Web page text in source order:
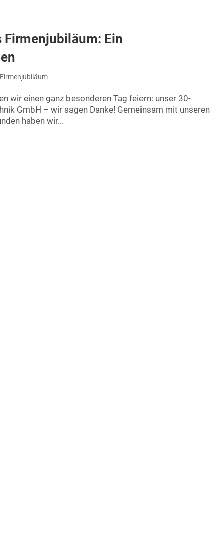
Ein
Firmenjubiläum
wir einen ganz besonderen Tag feiern: unser 30-
GmbH – wir sagen Danke! Gemeinsam mit unseren
haben wir...